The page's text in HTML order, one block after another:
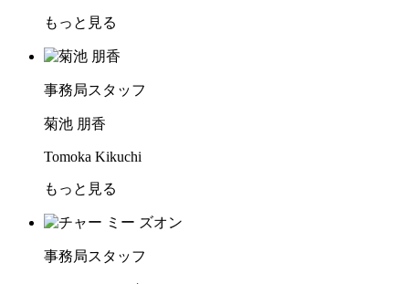
もっと見る
事務局スタッフ
菊池 朋香
Tomoka Kikuchi
もっと見る
事務局スタッフ